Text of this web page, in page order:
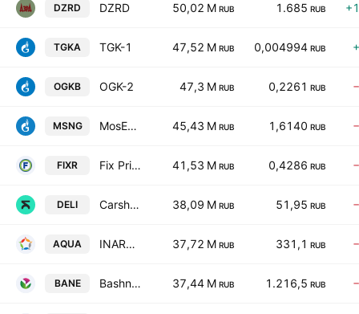
DZRD DZRD 50,02 M RUB 1.685 RUB
TGKA TGK-1 47,52 M RUB 0,004994 RUB
OGKB OGK-2 47,3 M RUB 0,2261 RUB
MSNG MosEnrg 45,43 M RUB 1,6140 RUB
FIXR Fix Price PJSC 41,53 M RUB 0,4286 RUB
DELI Carsharing Russia 38,09 M RUB 51,95 RUB
AQUA INARCTIKA 37,72 M RUB 331,1 RUB
BANE Bashneft ANK 37,44 M RUB 1.216,5 RUB